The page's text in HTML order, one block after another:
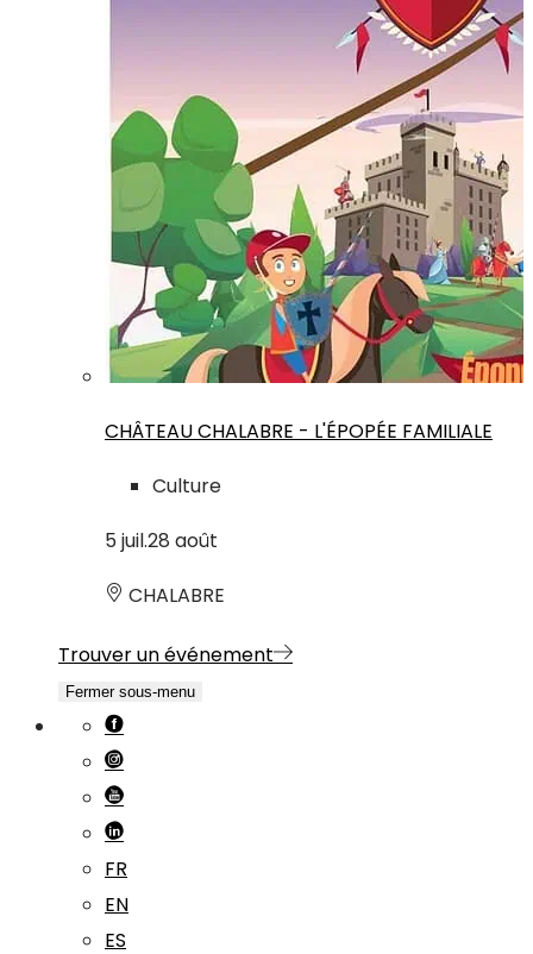
CHÂTEAU CHALABRE - L'ÉPOPÉE FAMILIALE
Culture
5 juil.28 août
CHALABRE
Trouver un événement
Fermer sous-menu
FR
EN
ES